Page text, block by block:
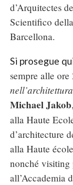
d’Arquitectes
Scientifico
Barcellona.
Si prosegue
sempre alle
Michael Jakob
alla Haute
d’architecture
alla Haute
nonché visiting
all’Accademia